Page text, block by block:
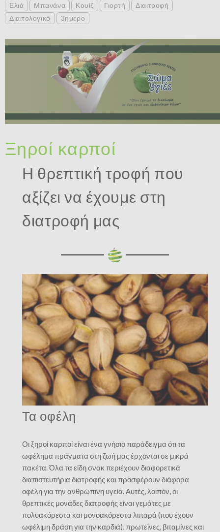
Ελιά Μπανάνα Κουίζ Γιορτή
Διαιτροφή
Διαιτολογικό
3ημερο
Ξηροί καρποί
Η θρεπτική τροφή που
αξίζει να έχουμε στη
διατροφή μας
Τα οφέλη
Οι ξηροί καρποί είναι ένα γνήσιο παράδειγμα ότι τα
ωφέλημα πράγματα στη ζωή μας έρχονται σε μικρά
πακέτα. Όλα τα είδη σνακ περιέχουν διαφορετικά
διαπιστευτήρια διατροφής και προσφέρουν διάφορα
οφέλη για την ανθρώπινη υγεία. Αυτές, λοιπόν, οι
θρεπτικές μονάδες διατροφής είναι γεμάτες με
πολυακόρεστα και μονοακόρεστα λιπαρά (που έχουν
ωφέλιμη δράση για την καρδιά), πρωτεΐνες, βιταμίνες και